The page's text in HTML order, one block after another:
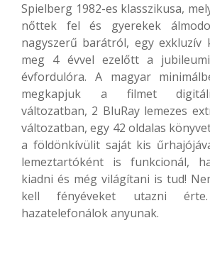
Spielberg 1982-es klasszikusa,
nőttek fel és gyerekek
nagyszerű barátról, egy exkluzív
meg 4 évvel ezelőtt a
évfordulóra. A magyar
megkapjuk a filmet
változatban, 2 BluRay lemezes
változatban, egy 42 oldalas
a földönkívülit saját kis
lemeztartóként is funkcionál,
kiadni és még világítani is tud!
kell fényéveket utazni
hazatelefonálok anyunak.